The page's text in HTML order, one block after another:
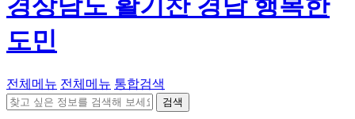
경상남도 활기찬 경남 행복한
도민
전체메뉴 전체메뉴 통합검색
검색